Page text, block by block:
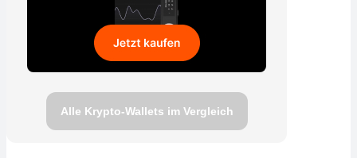
Alle Krypto-Wallets im Vergleich